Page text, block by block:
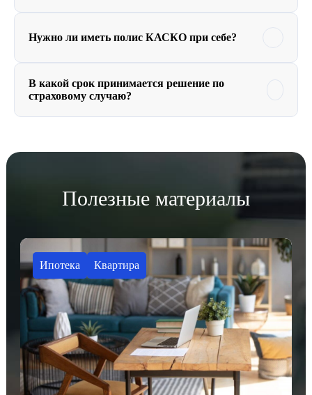
Нужно ли иметь полис КАСКО при себе?
В какой срок принимается решение по
страховому случаю?
Полезные материалы
Ипотека Квартира